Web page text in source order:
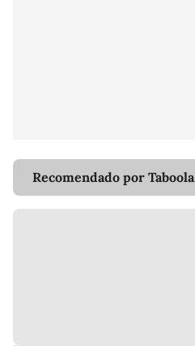
Recomendado por Taboola